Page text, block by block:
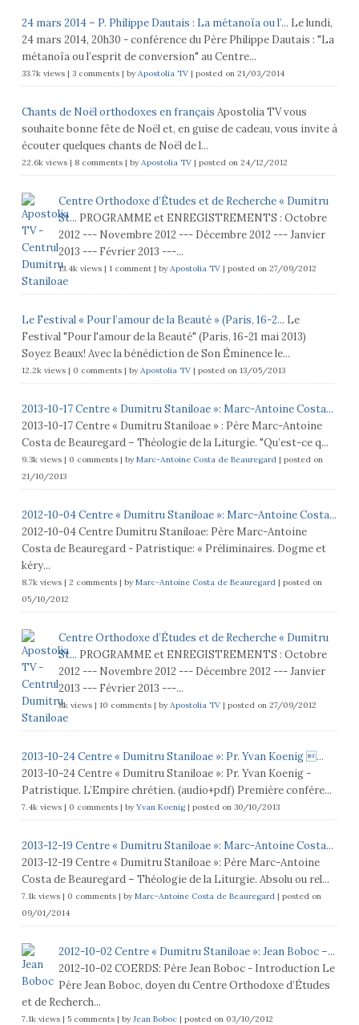
24 mars 2014 – P. Philippe Dautais : La métanoïa ou l’... Le lundi,
24 mars 2014, 20h30 - conférence du Père Philippe Dautais : "La
métanoïa ou l’esprit de conversion" au Centre...
33.7k views| 3 comments| byApostolia TV| posted on 21/03/2014
Chants de Noël orthodoxes en français Apostolia TV vous
souhaite bonne fête de Noël et, en guise de cadeau, vous invite à
écouter quelques chants de Noël de l...
22.6k views| 8 comments| byApostolia TV| posted on 24/12/2012
Centre Orthodoxe d’Études et de Recherche « Dumitru
St... PROGRAMME et ENREGISTREMENTS : Octobre
2012 --- Novembre 2012 --- Décembre 2012 --- Janvier
2013 --- Février 2013 ---...
13.4k views| 1 comment| byApostolia TV| posted on 27/09/2012
Le Festival « Pour l’amour de la Beauté » (Paris, 16-2... Le
Festival "Pour l'amour de la Beauté" (Paris, 16-21 mai 2013)
Soyez Beaux! Avec la bénédiction de Son Éminence le...
12.2k views| 0 comments| byApostolia TV| posted on 13/05/2013
2013-10-17 Centre « Dumitru Staniloae »: Marc-Antoine Costa...
2013-10-17 Centre « Dumitru Staniloae » : Père Marc-Antoine
Costa de Beauregard – Théologie de la Liturgie. "Qu’est-ce q...
9.3k views| 0 comments| byMarc-Antoine Costa de Beauregard| posted on
21/10/2013
2012-10-04 Centre « Dumitru Staniloae »: Marc-Antoine Costa...
2012-10-04 Centre Dumitru Staniloae: Père Marc-Antoine
Costa de Beauregard - Patristique: « Préliminaires. Dogme et
kéry...
8.7k views| 2 comments| byMarc-Antoine Costa de Beauregard| posted on
05/10/2012
Centre Orthodoxe d’Études et de Recherche « Dumitru
St... PROGRAMME et ENREGISTREMENTS : Octobre
2012 --- Novembre 2012 --- Décembre 2012 --- Janvier
2013 --- Février 2013 ---...
8k views| 10 comments| byApostolia TV| posted on 27/09/2012
2013-10-24 Centre « Dumitru Staniloae »: Pr. Yvan Koenig ...
2013-10-24 Centre « Dumitru Staniloae »: Pr. Yvan Koenig -
Patristique. L’Empire chrétien. (audio+pdf) Première confére...
7.4k views| 0 comments| byYvan Koenig| posted on 30/10/2013
2013-12-19 Centre « Dumitru Staniloae »: Marc-Antoine Costa...
2013-12-19 Centre « Dumitru Staniloae »: Père Marc-Antoine
Costa de Beauregard – Théologie de la Liturgie. Absolu ou rel...
7.1k views| 0 comments| byMarc-Antoine Costa de Beauregard| posted on
09/01/2014
2012-10-02 Centre « Dumitru Staniloae »: Jean Boboc –...
2012-10-02 COERDS: Père Jean Boboc - Introduction Le
Père Jean Boboc, doyen du Centre Orthodoxe d’Études
et de Recherch...
7.1k views| 5 comments| byJean Boboc| posted on 03/10/2012